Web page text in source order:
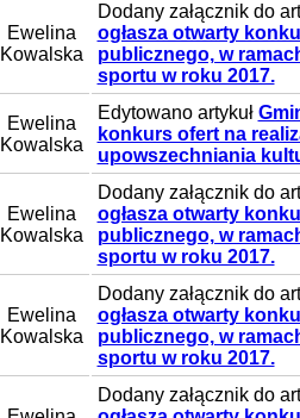
Ewelina
Kowalska
Dodany załącznik do
ogłasza otwarty
publicznego, w
sportu w roku 2017.
Ewelina
Kowalska
Edytowano artykuł
konkurs ofert na
upowszechniania
Ewelina
Kowalska
Dodany załącznik do
ogłasza otwarty
publicznego, w
sportu w roku 2017.
Ewelina
Kowalska
Dodany załącznik do
ogłasza otwarty
publicznego, w
sportu w roku 2017.
Dodany załącznik do